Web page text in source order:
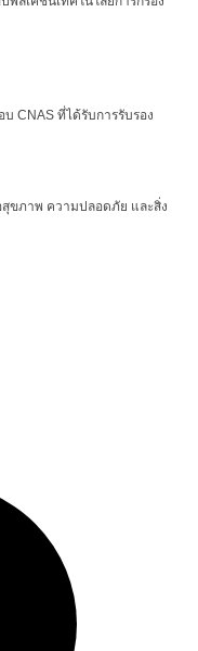
CNAS ที่ได้รับการรับรอง
สุขภาพ ความปลอดภัย และสิ่ง